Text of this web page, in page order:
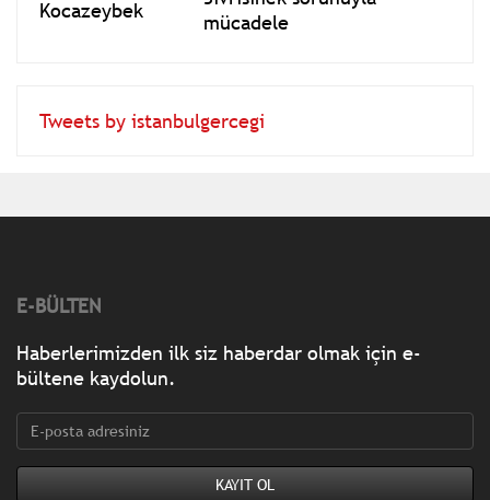
mücadele
Tweets by istanbulgercegi
E-BÜLTEN
Haberlerimizden ilk siz haberdar olmak için e-
bültene kaydolun.